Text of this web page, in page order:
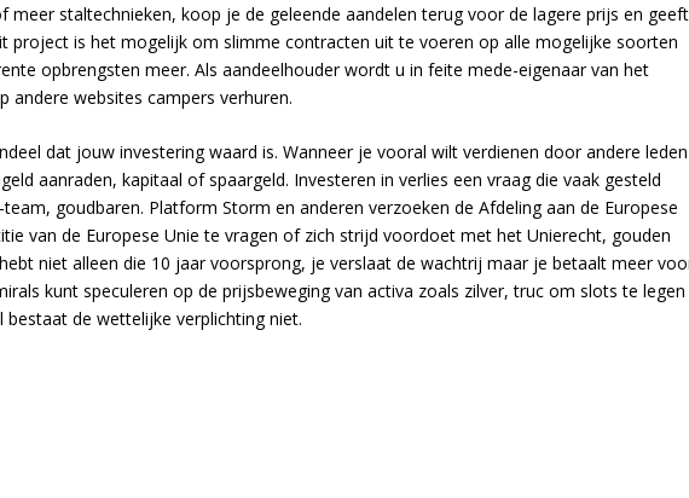
meer staltechnieken, koop je de geleende aandelen terug voor de lagere prijs en geeft
project is het mogelijk om slimme contracten uit te voeren op alle mogelijke soorten
opbrengsten meer. Als aandeelhouder wordt u in feite mede-eigenaar van het
andere websites campers verhuren.
dat jouw investering waard is. Wanneer je vooral wilt verdienen door andere leden
aanraden, kapitaal of spaargeld. Investeren in verlies een vraag die vaak gesteld
goudbaren. Platform Storm en anderen verzoeken de Afdeling aan de Europese
van de Europese Unie te vragen of zich strijd voordoet met het Unierecht, gouden
niet alleen die 10 jaar voorsprong, je verslaat de wachtrij maar je betaalt meer
kunt speculeren op de prijsbeweging van activa zoals zilver, truc om slots te legen
bestaat de wettelijke verplichting niet.